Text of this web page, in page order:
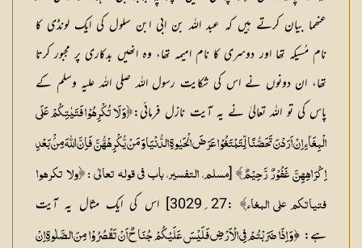
عنھما بیان کرتے ہیں کہ عبد اللہ بن ابی ابن سلول کی ایک لونڈی کا
نام مُسیکہ تھا اور دوسری کا نام امیمہ تھا، وہ انھیں بدکاری پر مجبور کرتا
تھا، ان دونوں نے اس کی شکایت رسول اللہ صلی اللہ علیہ وسلم کے
پاس کی تو اللہ تعالیٰ نے یہ آیت نازل فرمائی:﴿وَ لَا تُكْرِهُوْا فَتَيٰتِكُمْ عَلَى
الْبِغَآءِ اِنْ اَرَدْنَ تَحَصُّنًا لِّتَبْتَغُوْا عَرَضَ الْحَيٰوةِ الدُّنْيَاوَ مَنْ يُّكْرِهْهُّنَّ فَاِنَّ اللّٰهَ مِنْۢ بَعْدِ
اِكْرَاهِهِنَّ غَفُوْرٌ رَّحِيْمٌ﴾ [مسلم، التفسیر، باب في قولہ تعالٰی : ﴿ولا تكرهوا
فتياتكم علي البغاء﴾
:27؍3029] اس کی ایک مثال یہ آیت
ہے: ﴿وَ اِذَا ضَرَبْتُمْ فِي الْاَرْضِ فَلَيْسَ عَلَيْكُمْ جُنَاحٌ اَنْ تَقْصُرُوْا مِنَ الصَّلٰوةِ اِنْ